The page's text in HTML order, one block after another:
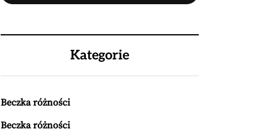
Kategorie
Beczka różności
Beczka różności